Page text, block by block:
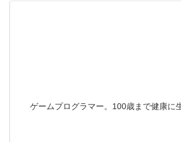
ゲームプログラマー。100歳まで健康に